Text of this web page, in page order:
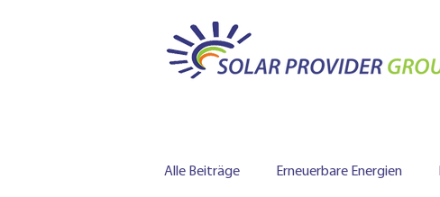
Alle Beiträge Erneuerbare Energien